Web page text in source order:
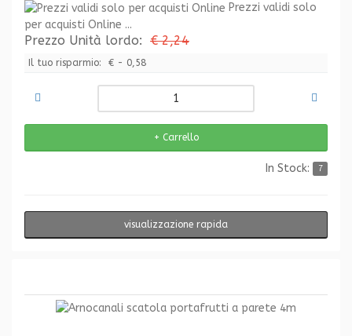
Prezzi validi solo
per acquisti Online ...
Prezzo Unità lordo: € 2,24
Il tuo risparmio: € - 0,58
In Stock: 7
visualizzazione rapida